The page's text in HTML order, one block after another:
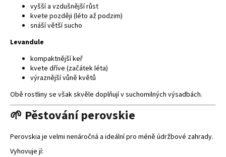
vyšší a vzdušnější růst
kvete později (léto až podzim)
snáší větší sucho
Levandule
kompaktnější keř
kvete dříve (začátek léta)
výraznější vůně květů
Obě rostliny se však skvěle doplňují v suchomilných výsadbách.
🌱 Pěstování perovskie
Perovskia je velmi nenáročná a ideální pro méně údržbové zahrady.
Vyhovuje jí: